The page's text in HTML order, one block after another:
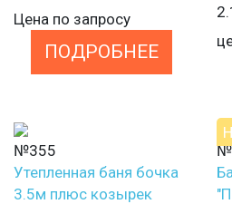
Цена по запросу
ПОДРОБНЕЕ
№355
Утепленная баня бочка
3.5м плюс козырек